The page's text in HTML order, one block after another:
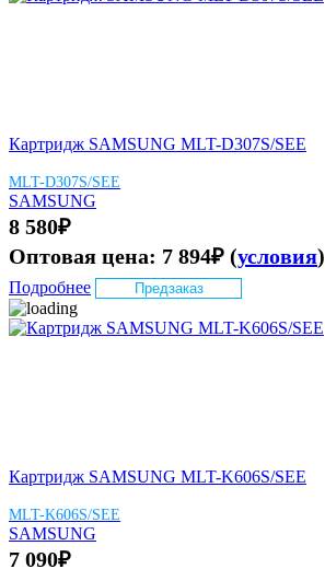
Картридж SAMSUNG MLT-D307S/SEE
MLT-D307S/SEE
SAMSUNG
8 580₽
Оптовая цена: 7 894₽ (условия)
Подробнее Предзаказ
Картридж SAMSUNG MLT-K606S/SEE
MLT-K606S/SEE
SAMSUNG
7 090₽